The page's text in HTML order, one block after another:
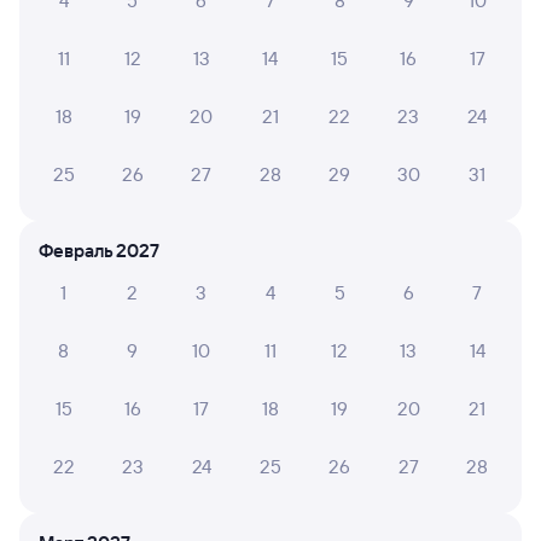
Москва
Красноярск
16:50 07:21
Плацкарт
010Н Проходящий 6,3
22:30 13:15
11 12 13 14 15 16 17
18 19 20 21 22 23 24
25 26 27 28 29 30 31
Февраль 2027
1
2 3 4 5 6 7
8 9 10 11 12 13 14
15 16 17 18 19 20 21
22 23 24 25 26 27 28